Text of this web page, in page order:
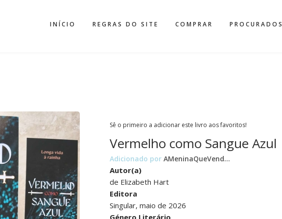
INÍCIO REGRAS DO SITE COMPRAR PROCURADOS
Sê o primeiro a adicionar este livro aos favoritos!
Vermelho como Sangue Azul
Adicionado por AMeninaQueVend…
Autor(a)
de Elizabeth Hart
Editora
Singular, maio de 2026
Género Literário